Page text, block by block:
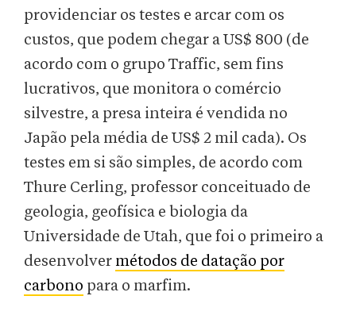
providenciar os testes e arcar com os
custos, que podem chegar a US$ 800 (de
acordo com o grupo Traffic, sem fins
lucrativos, que monitora o comércio
silvestre, a presa inteira é vendida no
Japão pela média de US$ 2 mil cada). Os
testes em si são simples, de acordo com
Thure Cerling, professor conceituado de
geologia, geofísica e biologia da
Universidade de Utah, que foi o primeiro a
desenvolver métodos de datação por
carbono para o marfim.